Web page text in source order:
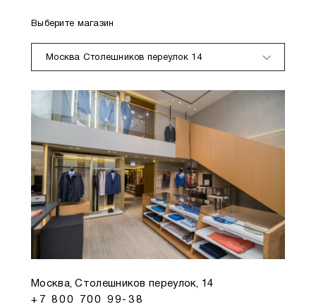
Выберите магазин
Москва Столешников переулок 14
Москва, Столешников переулок, 14
+7 800 700 99-38